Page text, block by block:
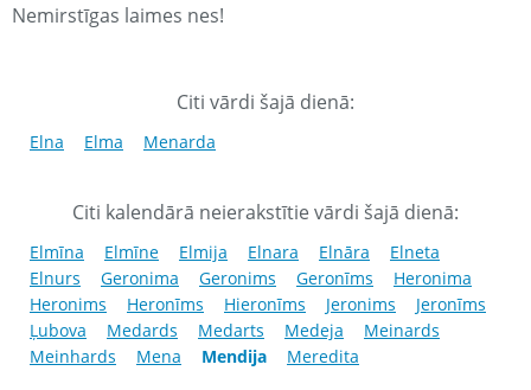
Nemirstīgas laimes nes!
Citi vārdi šajā dienā:
Elna Elma Menarda
Citi kalendārā neierakstītie vārdi šajā dienā:
Elmīna Elmīne Elmija Elnara Elnāra
Elneta
Elnurs
Geronima Geronims Geronīms
Heronima
Heronims
Heronīms Hieronīms Jeronims
Jeronīms
Ļubova
Medards Medarts Medeja
Meinards
Meinhards
Mena Mendija Meredita